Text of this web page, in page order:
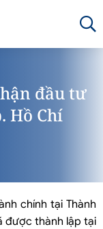
đầu tư
Hồ Chí
chính tại Thành
được thành lập tại